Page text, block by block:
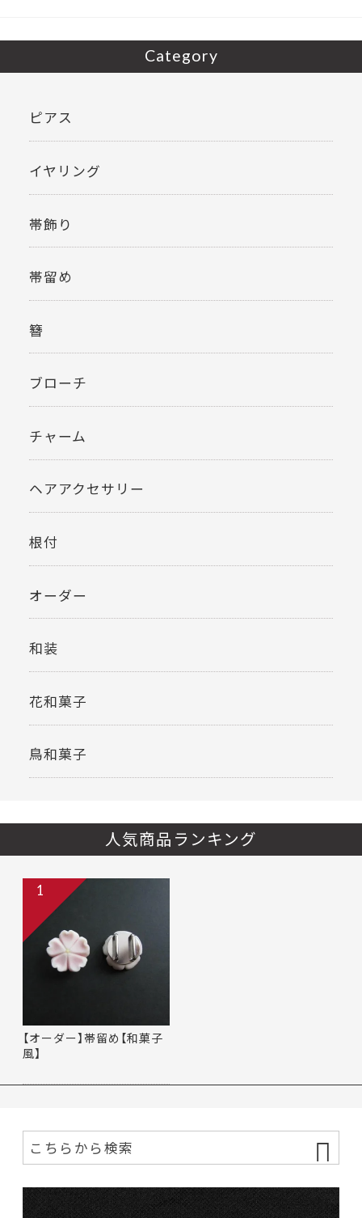
Category
ピアス
イヤリング
帯飾り
帯留め
簪
ブローチ
チャーム
ヘアアクセサリー
根付
オーダー
和装
花和菓子
鳥和菓子
人気商品ランキング
【オーダー】帯留め【和菓子
風】
1